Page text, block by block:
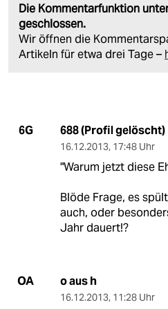
Die Kommentarfunktion
geschlossen.
Wir öffnen die
Artikeln für etwa drei Tage –
6G 688 (Profil gelöscht)
16.12.2013, 17:48 Uhr
"Warum jetzt diese
Blöde Frage, es
auch, oder
Jahr dauert!?
OA o aus h
16.12.2013, 11:28 Uhr